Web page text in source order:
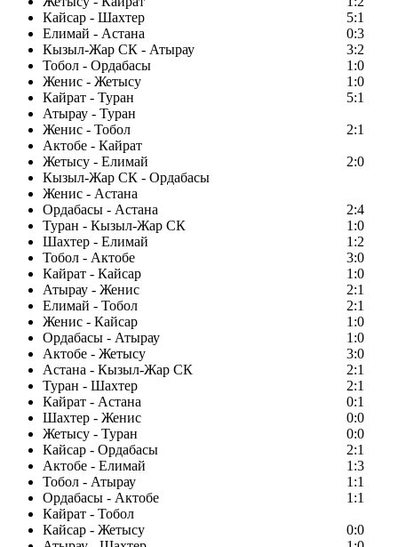
Кайсар - Шахтер
5:1
Елимай - Астана
0:3
Кызыл-Жар СК - Атырау
3:2
Тобол - Ордабасы
1:0
Женис - Жетысу
1:0
Кайрат - Туран
5:1
Атырау - Туран
Женис - Тобол
2:1
Актобе - Кайрат
Жетысу - Елимай
2:0
Кызыл-Жар СК - Ордабасы
Женис - Астана
Ордабасы - Астана
2:4
Туран - Кызыл-Жар СК
1:0
Шахтер - Елимай
1:2
Тобол - Актобе
3:0
Кайрат - Кайсар
1:0
Атырау - Женис
2:1
Елимай - Тобол
2:1
Женис - Кайсар
1:0
Ордабасы - Атырау
1:0
Актобе - Жетысу
3:0
Астана - Кызыл-Жар СК
2:1
Туран - Шахтер
2:1
Кайрат - Астана
0:1
Шахтер - Женис
0:0
Жетысу - Туран
0:0
Кайсар - Ордабасы
2:1
Актобе - Елимай
1:3
Тобол - Атырау
1:1
Ордабасы - Актобе
1:1
Кайрат - Тобол
Кайсар - Жетысу
0:0